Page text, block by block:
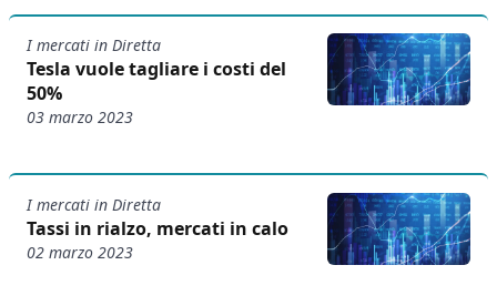
I mercati in Diretta
Tesla vuole tagliare i costi del
50%
03 marzo 2023
I mercati in Diretta
Tassi in rialzo, mercati in calo
02 marzo 2023